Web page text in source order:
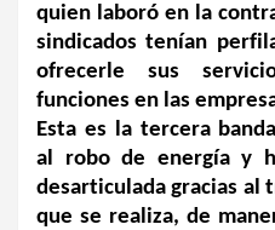
quien laboró en la
sindicados tenían
ofrecerle sus
funciones en las
Esta es la tercera
al robo de energía y
desarticulada gracias al
que se realiza, de